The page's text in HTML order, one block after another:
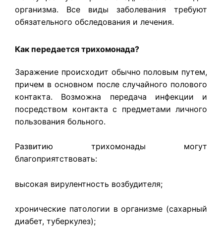
организма. Все виды заболевания требуют
обязательного обследования и лечения.
Как передается трихомонада?
Заражение происходит обычно половым путем,
причем в основном после случайного полового
контакта. Возможна передача инфекции и
посредством контакта с предметами личного
пользования больного.
Развитию трихомонады могут
благоприятствовать:
высокая вирулентность возбудителя;
хронические патологии в организме (сахарный
диабет, туберкулез);